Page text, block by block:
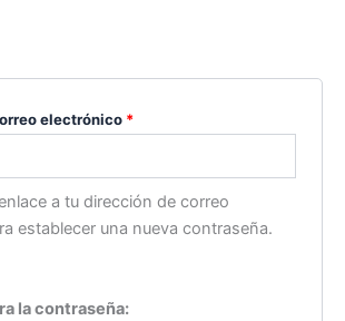
electrónico *
a tu dirección de correo
establecer una nueva contraseña.
la contraseña: